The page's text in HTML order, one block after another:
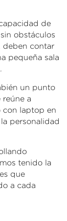
de
obstáculos
deben contar
pequeña sala
un punto
a
con laptop en
personalidad
tenido la
que
a cada